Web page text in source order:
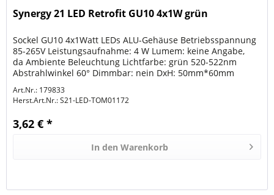
Synergy 21 LED Retrofit GU10 4x1W grün
Sockel GU10 4x1Watt LEDs ALU-Gehäuse Betriebsspannung
85-265V Leistungsaufnahme: 4 W Lumem: keine Angabe,
da Ambiente Beleuchtung Lichtfarbe: grün 520-522nm
Abstrahlwinkel 60° Dimmbar: nein DxH: 50mm*60mm
Art.Nr.: 179833
Herst.Art.Nr.:S21-LED-TOM01172
3,62 € *
In den Warenkorb